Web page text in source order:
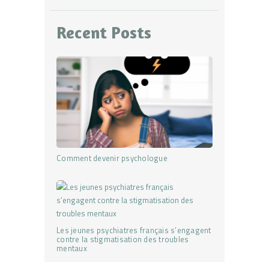
Recent Posts
Comment devenir psychologue
Les jeunes psychiatres français s’engagent
contre la stigmatisation des troubles
mentaux